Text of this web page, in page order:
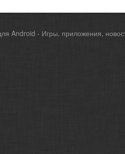
Android - Игры, приложения,